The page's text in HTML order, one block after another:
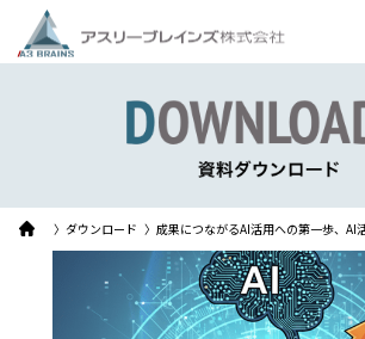
〉ダウンロード 〉成果につながるAI活用への第一歩、AI